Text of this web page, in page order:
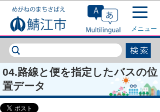
このページの本文へ移動
メニュー
04.路線と便を指定したバスの位
置データ